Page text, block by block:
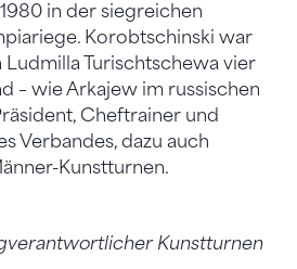
in der siegreichen
Korobtschinski war
Turischtschewa vier
– wie Arkajew im russischen
Cheftrainer und
Verbandes, dazu auch
Kunstturnen.
Kunstturnen